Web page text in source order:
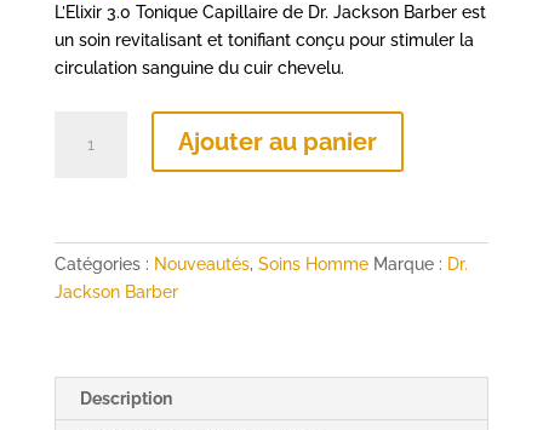
L’Elixir 3.0 Tonique Capillaire de Dr. Jackson Barber est
un soin revitalisant et tonifiant conçu pour stimuler la
circulation sanguine du cuir chevelu.
Capillaire
100ml
Jackson
Barber
Ajouter au panier
Catégories : Nouveautés, Soins Homme Marque : Dr.
Jackson Barber
Description